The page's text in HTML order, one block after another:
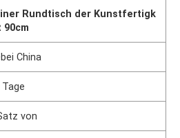
Rundtisch der Kunstfertigk
90cm
China
Tage
von